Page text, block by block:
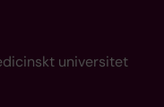
universitet